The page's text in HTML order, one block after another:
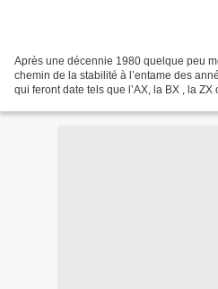
Après une décennie 1980 quelque peu
chemin de la stabilité à l’entame des
qui feront date tels que l’AX, la BX , la